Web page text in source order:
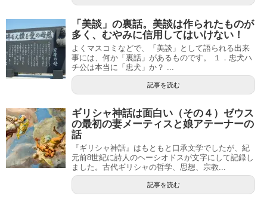
「美談」の裏話。美談は作られたものが
多く、むやみに信用してはいけない！
よくマスコミなどで、「美談」として語られる出来
事には、何か「裏話」があるものです。 １．忠犬ハ
チ公は本当に「忠犬」か？ ...
記事を読む
ギリシャ神話は面白い（その４）ゼウス
の最初の妻メーティスと娘アテーナーの
話
『ギリシャ神話』はもともと口承文学でしたが、紀
元前8世紀に詩人のヘーシオドスが文字にして記録し
ました。古代ギリシャの哲学、思想、宗教...
記事を読む